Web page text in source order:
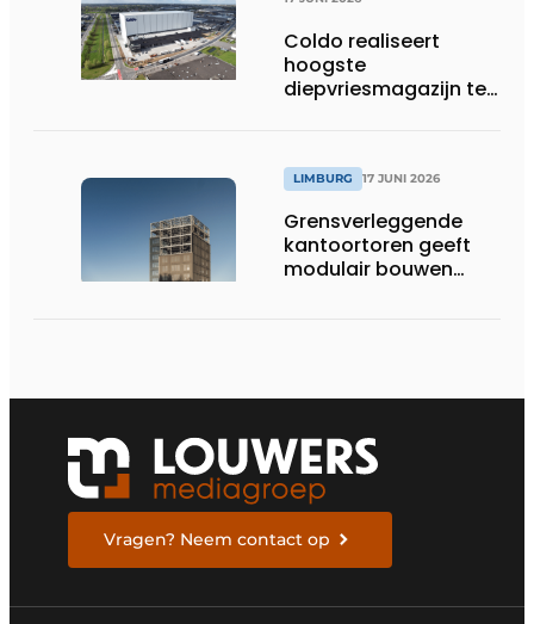
Coldo realiseert
hoogste
diepvriesmagazijn ter
duurzaamheid,
technische innovatie
en schaalgrootte
LIMBURG 17 JUNI 2026
Grensverleggende
kantoortoren geeft
modulair bouwen
Vragen? Neem contact op